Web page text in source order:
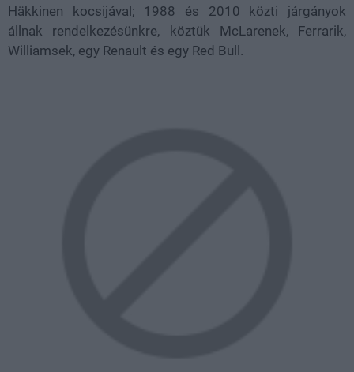
Häkkinen kocsijával; 1988 és 2010 közti járgányok
állnak rendelkezésünkre, köztük McLarenek, Ferrarik,
Williamsek, egy Renault és egy Red Bull.